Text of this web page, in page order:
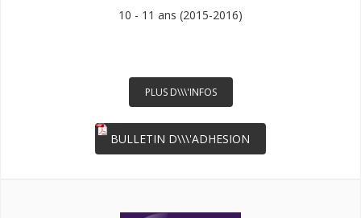
10 - 11 ans (2015-2016)
PLUS D\\\'INFOS
BULLETIN D\\\'ADHESION